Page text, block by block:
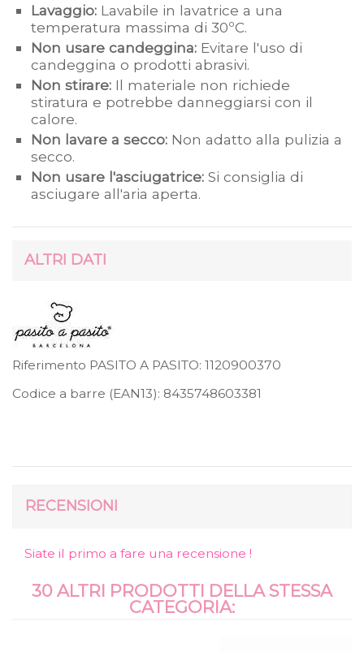
Lavaggio: Lavabile in lavatrice a una
temperatura massima di 30ºC.
Non usare candeggina: Evitare l'uso di
candeggina o prodotti abrasivi.
Non stirare: Il materiale non richiede
stiratura e potrebbe danneggiarsi con il
calore.
Non lavare a secco: Non adatto alla pulizia a
secco.
Non usare l'asciugatrice: Si consiglia di
asciugare all'aria aperta.
ALTRI DATI
Riferimento PASITO A PASITO: 1120900370
Codice a barre (EAN13): 8435748603381
RECENSIONI
Siate il primo a fare una recensione !
30 ALTRI PRODOTTI DELLA STESSA
CATEGORIA: